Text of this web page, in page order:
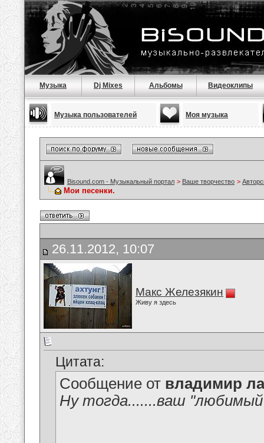
Музыка Dj Mixes Альбомы Видеоклипы
Музыка пользователей Моя музыка
Bisound.com - Музыкальный портал > Ваше творчество >
Мои песенки.
26.11.2012, 10:07
Макс Железякин
Живу я здесь
Цитата:
Сообщение от владимир
Ну тогда.......ваш